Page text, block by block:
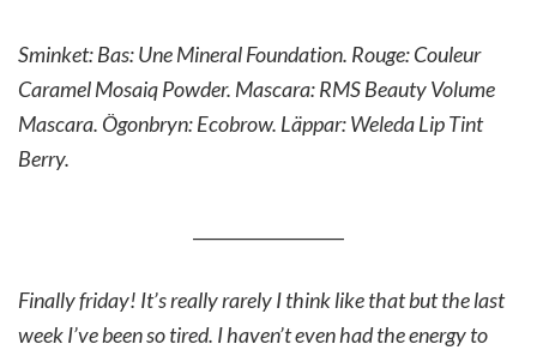
Sminket: Bas: Une Mineral Foundation. Rouge: Couleur
Caramel Mosaiq Powder. Mascara: RMS Beauty Volume
Mascara. Ögonbryn: Ecobrow. Läppar: Weleda Lip Tint
Berry.
Finally friday! It’s really rarely I think like that but the last
week I’ve been so tired. I haven’t even had the energy to